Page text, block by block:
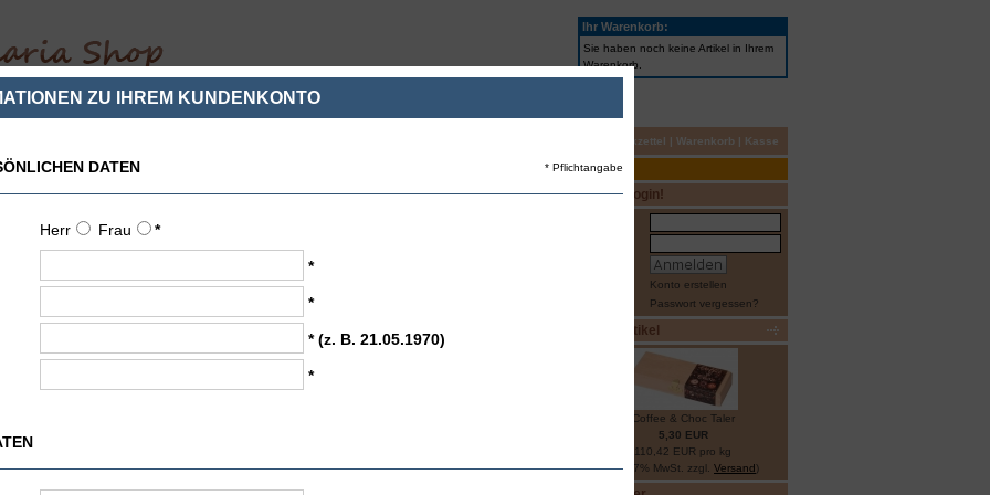
Ihr Warenkorb:
Sie haben noch keine Artikel in Ihrem
Warenkorb.
Merkzettel | Warenkorb | Kasse
» Konto erstellen
Kundenlogin!
Konto erstellen
Passwort vergessen?
Neue Artikel
Coffee & Choc Taler
5,30 EUR
110,42 EUR pro kg
(inkl. 7% MwSt. zzgl. Versand)
ZU IHREM KUNDENKONTO
DATEN * Pflichtangabe
Herr Frau
*
*
*
* (z. B. 21.05.1970)
*